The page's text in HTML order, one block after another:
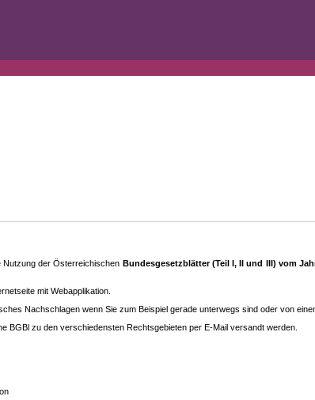
Nutzung der Österreichischen Bundesgesetzblätter (Teil I, II und III) vom
mit Webapplikation.
Nachschlagen wenn Sie zum Beispiel gerade unterwegs sind oder von
BGBl zu den ver­schieden­sten Rechtsgebieten per E-Mail versandt werden.